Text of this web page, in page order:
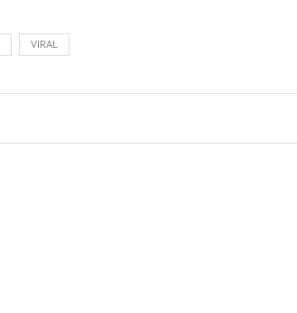
VIRAL